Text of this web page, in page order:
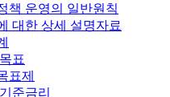
책 운영의 일반원칙
대한 상세 설명자료
표
표제
준금리